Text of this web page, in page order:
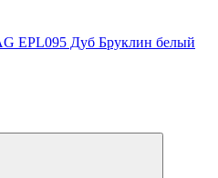
EPL095 Дуб Бруклин белый